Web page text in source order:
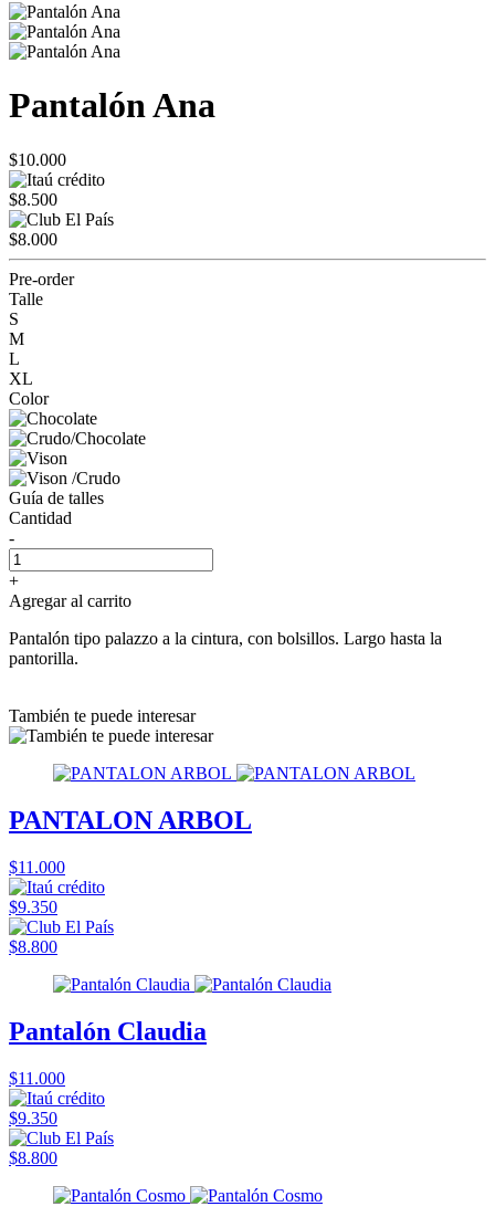
Pantalón Ana
$10.000
$8.500
$8.000
Pre-order
Talle
S
M
L
XL
Color
Guía de talles
Cantidad
-
+
Agregar al carrito
Pantalón tipo palazzo a la cintura, con bolsillos. Largo hasta la
pantorilla.
También te puede interesar
PANTALON ARBOL
$11.000
$9.350
$8.800
Pantalón Claudia
$11.000
$9.350
$8.800